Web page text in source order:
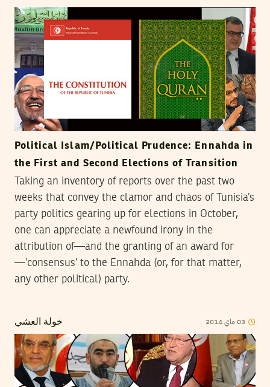
Political Islam/Political Prudence: Ennahda in
the First and Second Elections of Transition
Taking an inventory of reports over the past two
weeks that convey the clamor and chaos of Tunisia’s
party politics gearing up for elections in October,
one can appreciate a newfound irony in the
attribution of—and the granting of an award for
—’consensus’ to the Ennahda (or, for that matter,
any other political) party.
خولة العشي 03ماي2014